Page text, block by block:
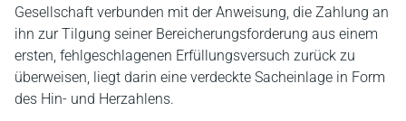
Gesellschaft verbunden mit der Anweisung, die Zahlung an
ihn zur Tilgung seiner Bereicherungsforderung aus einem
ersten, fehlgeschlagenen Erfüllungsversuch zurück zu
überweisen, liegt darin eine verdeckte Sacheinlage in Form
des Hin- und Herzahlens.